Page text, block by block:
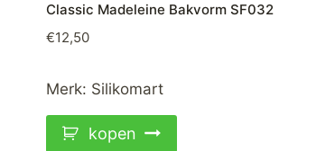
Classic Madeleine Bakvorm SF032
€12,50
Merk: Silikomart
kopen